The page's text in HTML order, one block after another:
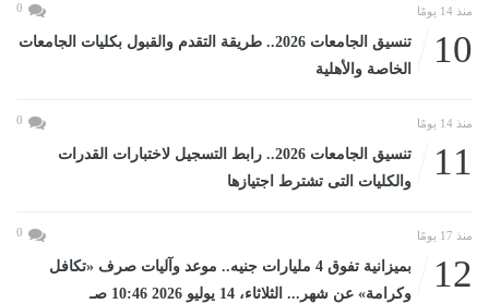
منذ 14 يومًا 0
10
تنسيق الجامعات 2026.. طريقة التقدم والقبول بكليات الجامعات
الخاصة والأهلية
منذ 14 يومًا 0
11
تنسيق الجامعات 2026.. رابط التسجيل لاختبارات القدرات
والكليات التى تشترط اجتيازها
منذ 17 يومًا 0
12
بميزانية تفوق 4 مليارات جنيه.. موعد وآليات صرف «تكافل
وكرامة» عن شهر... الثلاثاء، 14 يوليو 2026 10:46 صـ